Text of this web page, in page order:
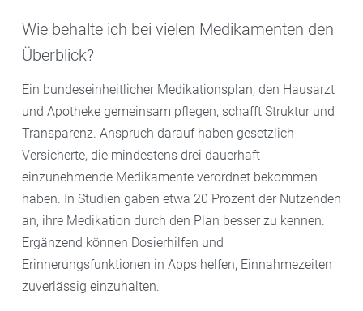
Wie behalte ich bei vielen Medikamenten den
Überblick?
Ein bundeseinheitlicher Medikationsplan, den Hausarzt
und Apotheke gemeinsam pflegen, schafft Struktur und
Transparenz. Anspruch darauf haben gesetzlich
Versicherte, die mindestens drei dauerhaft
einzunehmende Medikamente verordnet bekommen
haben. In Studien gaben etwa 20 Prozent der Nutzenden
an, ihre Medikation durch den Plan besser zu kennen.
Ergänzend können Dosierhilfen und
Erinnerungsfunktionen in Apps helfen, Einnahmezeiten
zuverlässig einzuhalten.